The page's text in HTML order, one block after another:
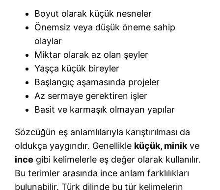
Boyut olarak küçük nesneler
Önemsiz veya düşük öneme sahip
olaylar
Miktar olarak az olan şeyler
Yaşça küçük bireyler
Başlangıç aşamasında projeler
Az sermaye gerektiren işler
Basit ve karmaşık olmayan yapılar
Sözcüğün eş anlamlılarıyla karıştırılması da
oldukça yaygındır. Genellikle küçük, minikve
ince gibi kelimelerle eş değer olarak kullanılır.
Bu terimler arasında ince anlam farklılıkları
bulunabilir. Türk dilinde bu tür kelimelerin